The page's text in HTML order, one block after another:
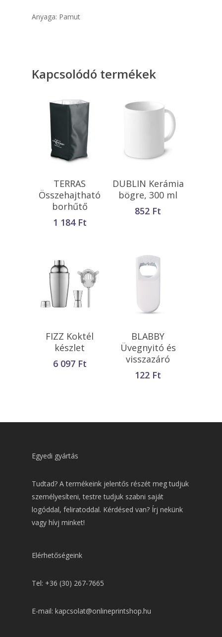
Anyaga: Pamut
Kapcsolódó termékek
Kosárba
Teszem
TERRAS
Összehajtható
borhűtő
1 184 Ft
Kosárba
Teszem
DUBLIN Kerámia
bögre, 300 ml
852 Ft
Kosárba
Teszem
FIZZ Koktél
készlet
6 097 Ft
Opciók Választása
BLABBY
Üvegnyitó és
visszazáró
122 Ft
Egyedi gyártás
Tudtad? A termékeink jelentős részét meg tudjuk
személyesíteni, testre tudjuk szabni saját
logóddal, feliratoddal. Kérdésed van? Írj nekünk
vagy hívj minket!
Elérhetőségeink
Tel: +36 (30) 267-7665
E-mail: kapcsolat@onlineprintshop.hu